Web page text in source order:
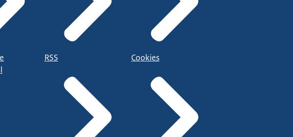
RSS Cookies